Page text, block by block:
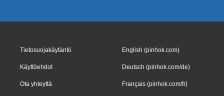
Tietosuojakäytäntö
Käyttöehdot
Ota yhteyttä
English (pinhok.com)
Deutsch (pinhok.com/de)
Français (pinhok.com/fr)